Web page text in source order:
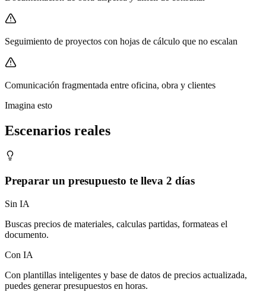
Seguimiento de proyectos con hojas de cálculo que no escalan
Comunicación fragmentada entre oficina, obra y clientes
Imagina esto
Escenarios reales
Preparar un presupuesto te lleva 2 días
Sin IA
Buscas precios de materiales, calculas partidas, formateas el
documento.
Con IA
Con plantillas inteligentes y base de datos de precios actualizada,
puedes generar presupuestos en horas.